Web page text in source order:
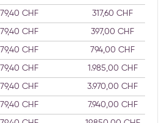
79,40 CHF 317,60 CHF
79,40 CHF 397,00 CHF
79,40 CHF 794,00 CHF
79,40 CHF 1.985,00 CHF
79,40 CHF 3.970,00 CHF
79,40 CHF 7.940,00 CHF